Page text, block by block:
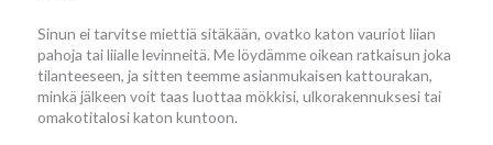
Sinun ei tarvitse miettiä sitäkään, ovatko katon vauriot liian
pahoja tai liialle levinneitä. Me löydämme oikean ratkaisun joka
tilanteeseen, ja sitten teemme asianmukaisen kattourakan,
minkä jälkeen voit taas luottaa mökkisi, ulkorakennuksesi tai
omakotitalosi katon kuntoon.